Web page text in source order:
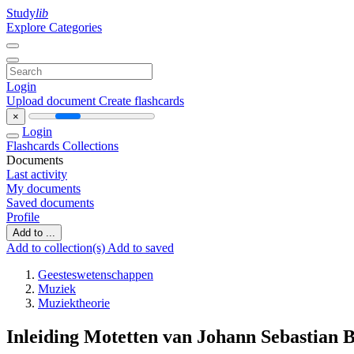
Studylib
Explore Categories
Login
Upload document Create flashcards
×
Login
Flashcards Collections
Documents
Last activity
My documents
Saved documents
Profile
Add to ...
Add to collection(s) Add to saved
Geesteswetenschappen
Muziek
Muziektheorie
Inleiding Motetten van Johann Sebastian